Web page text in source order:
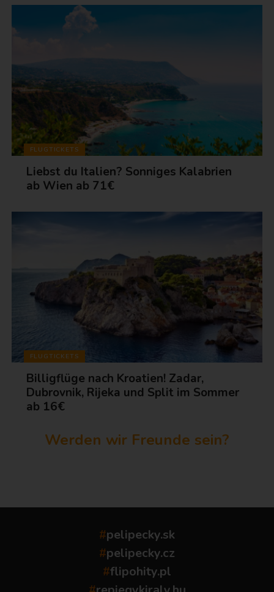
FLUGTICKETS
Liebst du Italien? Sonniges Kalabrien
ab Wien ab 71€
FLUGTICKETS
Billigflüge nach Kroatien! Zadar,
Dubrovnik, Rijeka und Split im Sommer
ab 16€
Werden wir Freunde sein?
#pelipecky.sk
#pelipecky.cz
#flipohity.pl